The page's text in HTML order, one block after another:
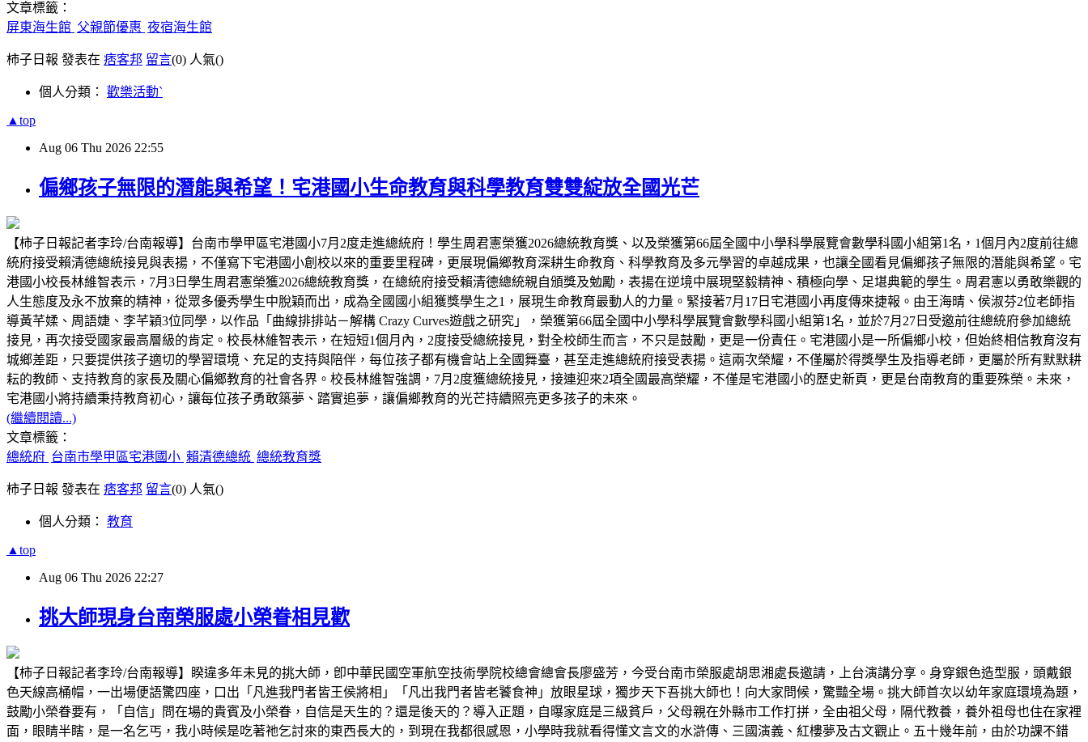
文章標籤：
屏東海生館 父親節優惠 夜宿海生館
柿子日報 發表在 痞客邦 留言(0) 人氣()
個人分類： 歡樂活動ˋ
▲top
Aug 06 Thu 2026 22:55
偏鄉孩子無限的潛能與希望！宅港國小生命教育與科學教育雙雙綻放全國光芒
【柿子日報記者李玲/台南報導】台南市學甲區宅港國小7月2度走進總統府！學生周君憲榮獲2026總統教育獎、以及榮獲第66屆全國中小學科學展覽會數學科國小組第1名，1個月內2度前往總
統府接受賴清德總統接見與表揚，不僅寫下宅港國小創校以來的重要里程碑，更展現偏鄉教育深耕生命教育、科學教育及多元學習的卓越成果，也讓全國看見偏鄉孩子無限的潛能與希望。宅
港國小校長林維智表示，7月3日學生周君憲榮獲2026總統教育獎，在總統府接受賴清德總統親自頒獎及勉勵，表揚在逆境中展現堅毅精神、積極向學、足堪典範的學生。周君憲以勇敢樂觀的
人生態度及永不放棄的精神，從眾多優秀學生中脫穎而出，成為全國國小組獲獎學生之1，展現生命教育最動人的力量。緊接著7月17日宅港國小再度傳來捷報。由王海晴、侯淑芬2位老師指
導黃芊媃、周語婕、李芊穎3位同學，以作品「曲線排排站－解構 Crazy Curves遊戲之研究」，榮獲第66屆全國中小學科學展覽會數學科國小組第1名，並於7月27日受邀前往總統府參加總統
接見，再次接受國家最高層級的肯定。校長林維智表示，在短短1個月內，2度接受總統接見，對全校師生而言，不只是鼓勵，更是一份責任。宅港國小是一所偏鄉小校，但始終相信教育沒有
城鄉差距，只要提供孩子適切的學習環境、充足的支持與陪伴，每位孩子都有機會站上全國舞臺，甚至走進總統府接受表揚。這兩次榮耀，不僅屬於得獎學生及指導老師，更屬於所有默默耕
耘的教師、支持教育的家長及關心偏鄉教育的社會各界。校長林維智強調，7月2度獲總統接見，接連迎來2項全國最高榮耀，不僅是宅港國小的歷史新頁，更是台南教育的重要殊榮。未來，
宅港國小將持續秉持教育初心，讓每位孩子勇敢築夢、踏實追夢，讓偏鄉教育的光芒持續照亮更多孩子的未來。
(繼續閱讀...)
文章標籤：
總統府 台南市學甲區宅港國小 賴清德總統 總統教育獎
柿子日報 發表在 痞客邦 留言(0) 人氣()
個人分類： 教育
▲top
Aug 06 Thu 2026 22:27
挑大師現身台南榮服處小榮眷相見歡
【柿子日報記者李玲/台南報導】睽違多年未見的挑大師，卽中華民國空軍航空技術學院校總會總會長廖盛芳，今受台南市榮服處胡思湘處長邀請，上台演講分享。身穿銀色造型服，頭戴銀
色天線高桶帽，一出場便語驚四座，口出「凡進我門者皆王侯將相」「凡出我門者皆老饕食神」放眼星球，獨步天下吾挑大師也！向大家問候，驚豔全場。挑大師首次以幼年家庭環境為題，
鼓勵小榮眷要有，「自信」問在場的貴賓及小榮眷，自信是天生的？還是後天的？導入正題，自曝家庭是三級貧戶，父母親在外縣市工作打拼，全由祖父母，隔代教養，養外祖母也住在家裡
面，眼睛半瞎，是一名乞丐，我小時候是吃著祂乞討來的東西長大的，到現在我都很感恩，小學時我就看得懂文言文的水滸傳、三國演義、紅樓夢及古文觀止。五十幾年前，由於功課不錯